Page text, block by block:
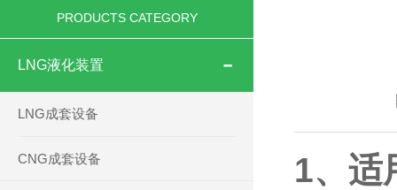
PRODUCTS CATEGORY
LNG液化装置
LNG成套设备
CNG成套设备
1、适